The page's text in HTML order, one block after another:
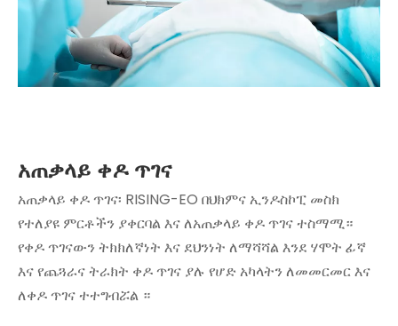
አጠቃላይ ቀዶ ጥገና
አጠቃላይ ቀዶ ጥገና፡ RISING-EO በህክምና ኢንዶስኮፒ መስክ
የተለያዩ ምርቶችን ያቀርባል እና ለአጠቃላይ ቀዶ ጥገና ተስማሚ።
የቀዶ ጥገናውን ትክክለኛነት እና ደህንነት ለማሻሻል እንደ ሃሞት ፊኛ
እና የጨጓራና ትራክት ቀዶ ጥገና ያሉ የሆድ አካላትን ለመመርመር እና
ለቀዶ ጥገና ተተግብሯል ።